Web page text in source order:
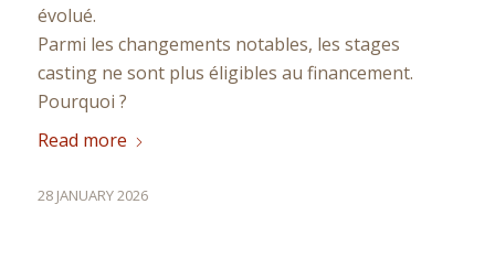
évolué.
Parmi les changements notables, les stages
casting ne sont plus éligibles au financement.
Pourquoi ?
Read more
28 JANUARY 2026